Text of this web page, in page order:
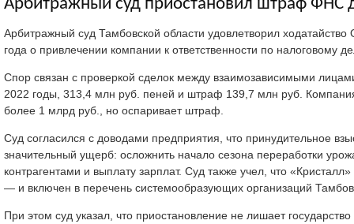
Арбитражный суд приостановил штраф ФНС
Арбитражный суд Тамбовской области удовлетворил
года о привлечении компании к ответственности по налоговому
Спор связан с проверкой сделок между взаимозависимыми
2022 годы, 313,4 млн руб. пеней и штраф 139,7 млн руб.
более 1 млрд руб., но оспаривает штраф.
Суд согласился с доводами предприятия, что принудительное
значительный ущерб: осложнить начало сезона переработки
контрагентами и выплату зарплат. Суд также учел, что
— и включен в перечень системообразующих организаций
При этом суд указал, что приостановление не лишает